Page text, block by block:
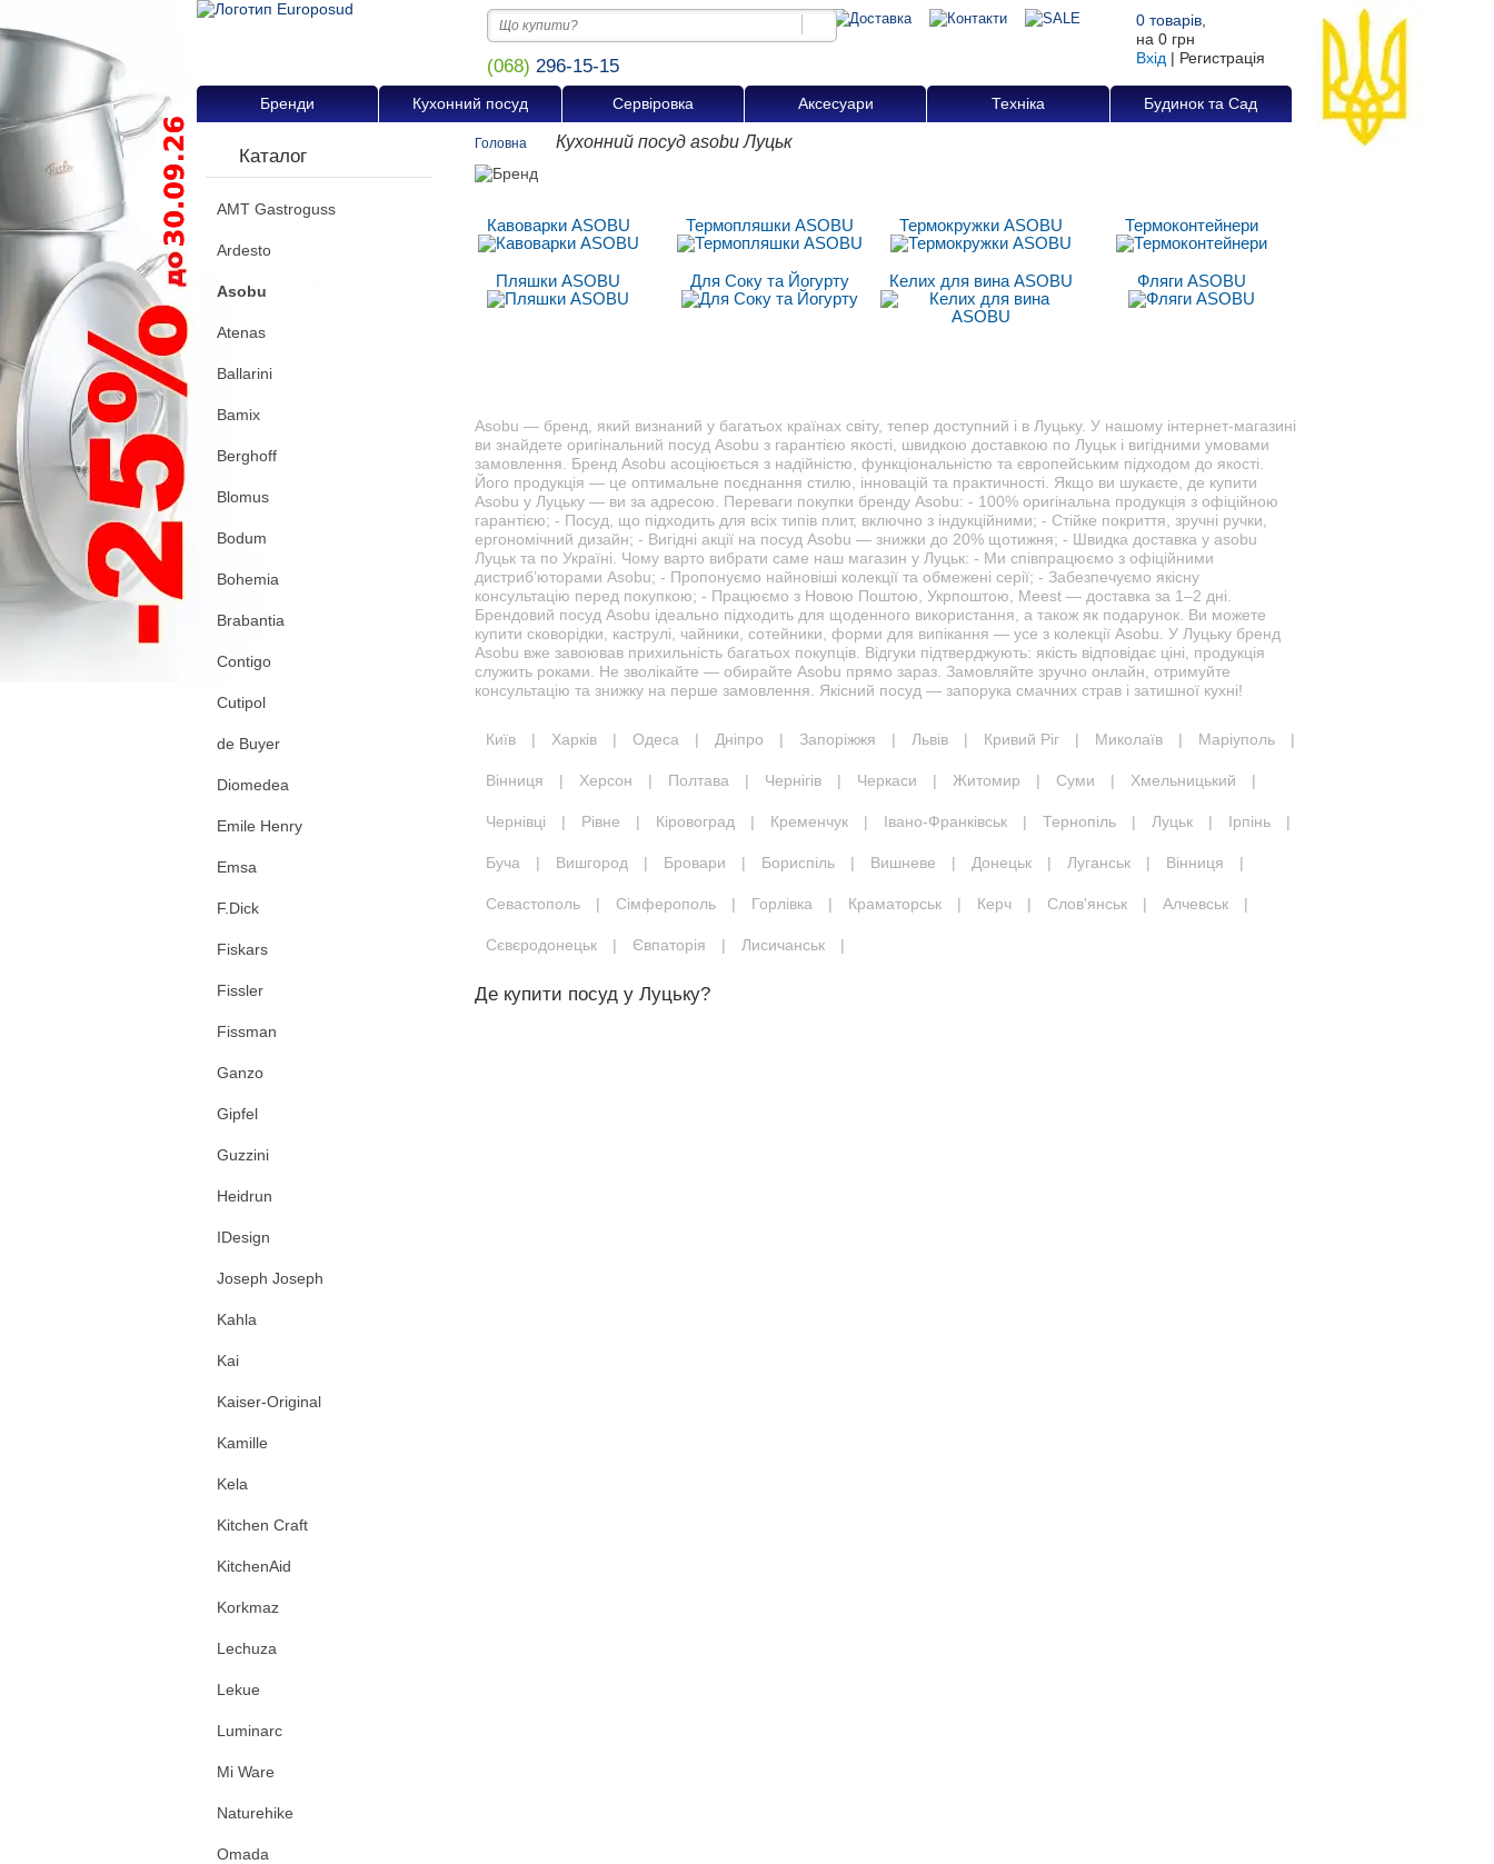
(068) 296-15-15
0 товарів
на 0 грн
Вхід | Регистрація
Бренди Кухонний посуд Сервіровка Аксесуари Техніка Будинок та Сад
Каталог
AMT Gastroguss
Ardesto
Asobu
Atenas
Ballarini
Bamix
Berghoff
Blomus
Bodum
Bohemia
Brabantia
Contigo
Cutipol
de Buyer
Diomedea
Emile Henry
Emsa
F.Dick
Fiskars
Fissler
Fissman
Ganzo
Gipfel
Guzzini
Heidrun
IDesign
Joseph Joseph
Kahla
Kai
Kaiser-Original
Kamille
Kela
Kitchen Craft
KitchenAid
Korkmaz
Lechuza
Lekue
Luminarc
Mi Ware
Naturehike
Omada
Головна Кухонний посуд asobu Луцьк
Кавоварки ASOBU Термопляшки ASOBU Термокружки ASOBU Термоконтейнери
Пляшки ASOBU Для Соку та Йогурту Келих для вина ASOBU Фляги ASOBU
Asobu — бренд, який визнаний у багатьох країнах світу, тепер доступний і в Луцьку. У нашому інтернет-магазині
ви знайдете оригінальний посуд Asobu з гарантією якості, швидкою доставкою по Луцьк і вигідними умовами
замовлення. Бренд Asobu асоціюється з надійністю, функціональністю та європейським підходом до якості.
Його продукція — це оптимальне поєднання стилю, інновацій та практичності. Якщо ви шукаєте, де купити
Asobu у Луцьку — ви за адресою. Переваги покупки бренду Asobu: - 100% оригінальна продукція з офіційною
гарантією; - Посуд, що підходить для всіх типів плит, включно з індукційними; - Стійке покриття, зручні ручки,
ергономічний дизайн; - Вигідні акції на посуд Asobu — знижки до 20% щотижня; - Швидка доставка у asobu
Луцьк та по Україні. Чому варто вибрати саме наш магазин у Луцьк: - Ми співпрацюємо з офіційними
дистриб’юторами Asobu; - Пропонуємо найновіші колекції та обмежені серії; - Забезпечуємо якісну
консультацію перед покупкою; - Працюємо з Новою Поштою, Укрпоштою, Meest — доставка за 1–2 дні.
Брендовий посуд Asobu ідеально підходить для щоденного використання, а також як подарунок. Ви можете
купити сковорідки, каструлі, чайники, сотейники, форми для випікання — усе з колекції Asobu. У Луцьку бренд
Asobu вже завоював прихильність багатьох покупців. Відгуки підтверджують: якість відповідає ціні, продукція
служить роками. Не зволікайте — обирайте Asobu прямо зараз. Замовляйте зручно онлайн, отримуйте
консультацію та знижку на перше замовлення. Якісний посуд — запорука смачних страв і затишної кухні!
Київ | Харків | Одеса | Дніпро | Запоріжжя | Львів | Кривий Ріг | Миколаїв | Маріуполь |
Вінниця | Херсон | Полтава | Чернігів | Черкаси | Житомир | Суми | Хмельницький |
Чернівці | Рівне | Кіровоград | Кременчук | Івано-Франківськ | Тернопіль | Луцьк | Ірпінь |
Буча | Вишгород | Бровари | Бориспіль | Вишневе | Донецьк | Луганськ | Вінниця |
Севастополь | Сімферополь | Горлівка | Краматорськ | Керч | Слов'янськ | Алчевськ |
Сєвєродонецьк | Євпаторія | Лисичанськ |
Де купити посуд у Луцьку?